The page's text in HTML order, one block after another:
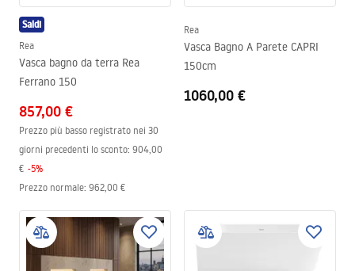
Saldi
Rea
Vasca bagno da terra Rea
Ferrano 150
857,00 €
Prezzo più basso registrato nei 30
giorni precedenti lo sconto: 904,00
€ -5%
Prezzo normale: 962,00 €
Rea
Vasca Bagno A Parete CAPRI
150cm
1060,00 €